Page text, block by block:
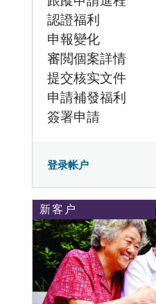
認證福利
申報變化
審閲個案詳情
提交核实文件
申請補發福利
簽署申請
登录帐户
新客户